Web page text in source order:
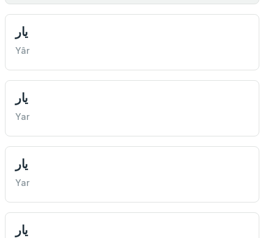
يار
Yâr
يار
Yar
يار
Yar
يار